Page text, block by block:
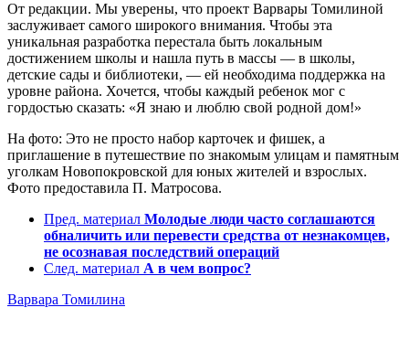
От редакции. Мы уверены, что проект Варвары Томилиной
заслуживает самого широкого внимания. Чтобы эта
уникальная разработка перестала быть локальным
достижением школы и нашла путь в массы — в школы,
детские сады и библиотеки, — ей необходима поддержка на
уровне района. Хочется, чтобы каждый ребенок мог с
гордостью сказать: «Я знаю и люблю свой родной дом!»
На фото: Это не просто набор карточек и фишек, а
приглашение в путешествие по знакомым улицам и памятным
уголкам Новопокровской для юных жителей и взрослых.
Фото предоставила П. Матросова.
Пред. материал Молодые люди часто соглашаются
обналичить или перевести средства от незнакомцев,
не осознавая последствий операций
След. материал А в чем вопрос?
Варвара Томилина